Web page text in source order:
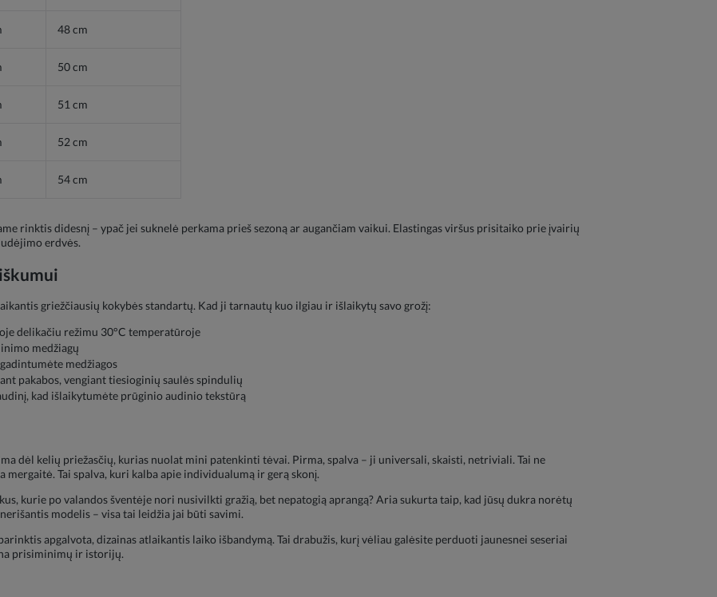
48 cm
50 cm
51 cm
52 cm
54 cm
rinktis didesnį – ypač jei suknelė perkama prieš sezoną ar augančiam vaikui. Elastingas viršus prisitaiko prie įvairių
erdvės.
griežčiausių kokybės standartų. Kad ji tarnautų kuo ilgiau ir išlaikytų savo grožį:
delikačiu režimu 30°C temperatūroje
medžiagų
medžiagos
pakabos, vengiant tiesioginių saulės spindulių
kad išlaikytumėte prūginio audinio tekstūrą
dėl kelių priežasčių, kurias nuolat mini patenkinti tėvai. Pirma, spalva – ji universali, skaisti, netriviali. Tai ne
Tai spalva, kuri kalba apie individualumą ir gerą skonį.
kurie po valandos šventėje nori nusivilkti gražią, bet nepatogią aprangą? Aria sukurta taip, kad jūsų dukra norėtų
modelis – visa tai leidžia jai būti savimi.
apgalvota, dizainas atlaikantis laiko išbandymą. Tai drabužis, kurį vėliau galėsite perduoti jaunesnei seseriai
prisiminimų ir istorijų.